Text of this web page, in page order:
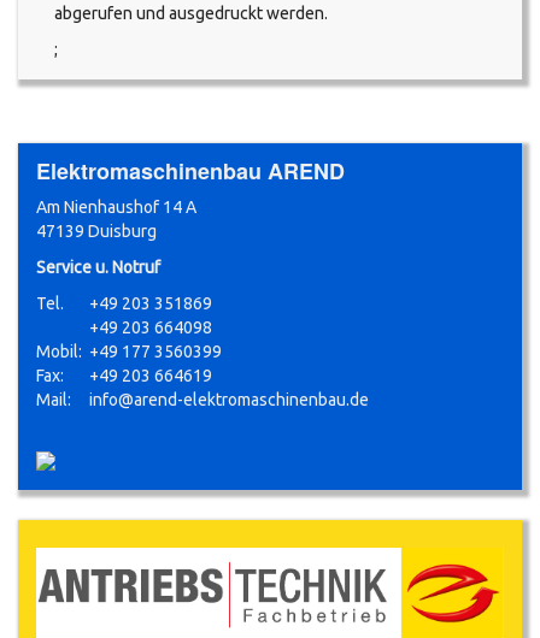
abgerufen und ausgedruckt werden.
;
Elektromaschinenbau AREND
Am Nienhaushof 14 A
47139 Duisburg
Service u. Notruf
Tel.
Mobil:
Fax:
Mail:
+49 203 351869
+49 203 664098
+49 177 3560399
+49 203 664619
info@arend-elektromaschinenbau.de